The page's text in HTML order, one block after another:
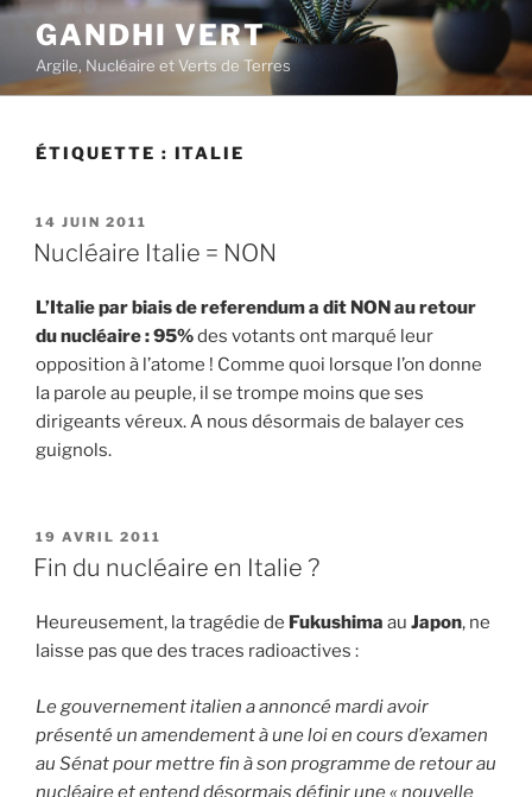
Aller
contenu
principal
GANDHI VERT
Argile, Nucléaire et Verts de Terres
ÉTIQUETTE : ITALIE
PUBLIÉ
LE
14 JUIN 2011
Nucléaire Italie = NON
L’Italie par biais de referendum a dit NON au retour
du nucléaire : 95%des votants ont marqué leur
opposition à l’atome ! Comme quoi lorsque l’on donne
la parole au peuple, il se trompe moins que ses
dirigeants véreux. A nous désormais de balayer ces
guignols.
PUBLIÉ
LE
19 AVRIL 2011
Fin du nucléaire en Italie ?
Heureusement, la tragédie de Fukushima au Japon, ne
laisse pas que des traces radioactives :
Le gouvernement italien a annoncé mardi avoir
présenté un amendement à une loi en cours d’examen
au Sénat pour mettre fin à son programme de retour au
nucléaire et entend désormais définir une « nouvelle